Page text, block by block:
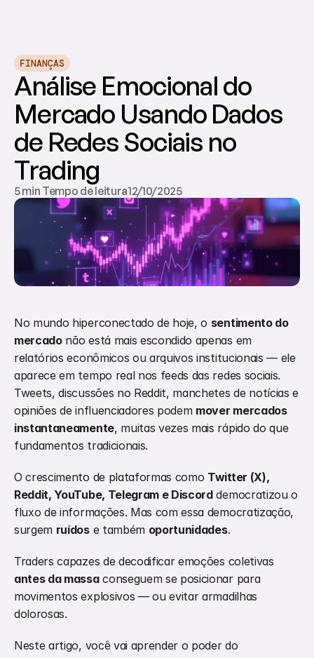
No mundo hiperconectado de hoje, o sentimento do
mercado não está mais escondido apenas em
relatórios econômicos ou arquivos institucionais — ele
aparece em tempo real nos feeds das redes sociais.
Tweets, discussões no Reddit, manchetes de notícias e
opiniões de influenciadores podem mover mercados
instantaneamente, muitas vezes mais rápido do que
fundamentos tradicionais.
O crescimento de plataformas como Twitter (X),
Reddit, YouTube, Telegram e Discord democratizou o
fluxo de informações. Mas com essa democratização,
surgem ruídos e também oportunidades.
antes da massa conseguem se posicionar para
movimentos explosivos — ou evitar armadilhas
dolorosas.
FINANÇAS
Análise Emocional do
Mercado Usando Dados
de Redes Sociais no
Trading
5 min Tempo de leitura12/10/2025